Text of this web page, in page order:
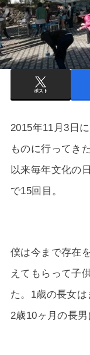
ポスト
2015年11月3日
ものに行ってき
以来毎年文化の
で15回目。
僕は今まで存在
えてもらって子
た。1歳の長女は
2歳10ヶ月の長男